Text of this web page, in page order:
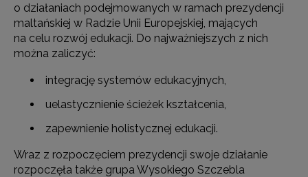
o działaniach podejmowanych w ramach prezydencji
maltańskiej w Radzie Unii Europejskiej, mających
na celu rozwój edukacji. Do najważniejszych z nich
można zaliczyć:
integrację systemów edukacyjnych,
uelastycznienie ścieżek kształcenia,
zapewnienie holistycznej edukacji.
Wraz z rozpoczęciem prezydencji swoje działanie
rozpoczęła także grupa Wysokiego Szczebla